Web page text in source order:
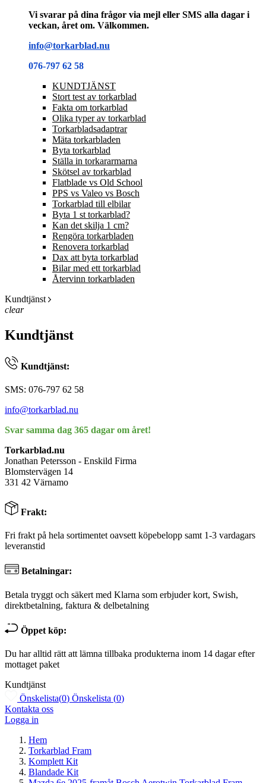
Vi svarar på dina frågor via mejl eller SMS alla dagar i
veckan, året om. Välkommen.
info@torkarblad.nu
076-797 62 58
KUNDTJÄNST
Stort test av torkarblad
Fakta om torkarblad
Olika typer av torkarblad
Torkarbladsadaptrar
Mäta torkarbladen
Byta torkarblad
Ställa in torkararmarna
Skötsel av torkarblad
Flatblade vs Old School
PPS vs Valeo vs Bosch
Torkarblad till elbilar
Byta 1 st torkarblad?
Kan det skilja 1 cm?
Rengöra torkarbladen
Renovera torkarblad
Dax att byta torkarblad
Bilar med ett torkarblad
Återvinn torkarbladen
Kundtjänst
clear
Kundtjänst
Kundtjänst:
SMS: 076-797 62 58
info@torkarblad.nu
Svar samma dag 365 dagar om året!
Torkarblad.nu
Jonathan Petersson - Enskild Firma
Blomstervägen 14
331 42 Värnamo
Frakt:
Fri frakt på hela sortimentet oavsett köpebelopp samt 1-3 vardagars
leveranstid
Betalningar:
Betala tryggt och säkert med Klarna som erbjuder kort, Swish,
direktbetalning, faktura & delbetalning
Öppet köp:
Du har alltid rätt att lämna tillbaka produkterna inom 14 dagar efter
mottaget paket
Kundtjänst
Önskelista(0) Önskelista (0)
Kontakta oss
Logga in
Hem
Torkarblad Fram
Komplett Kit
Blandade Kit